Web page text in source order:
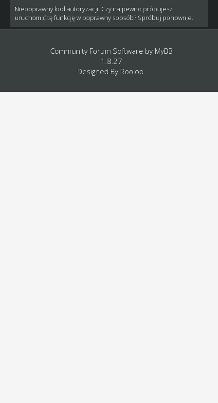
Niepoprawny kod autoryzacji. Czy na pewno próbujesz
uruchomić tę funkcję w poprawny sposób? Spróbuj ponownie.
Community Forum Software by MyBB
1.8.27
Designed By Rooloo.